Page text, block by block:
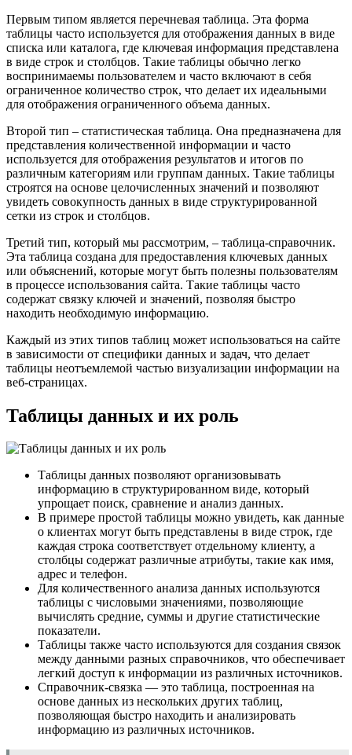
Первым типом является перечневая таблица. Эта форма
таблицы часто используется для отображения данных в виде
списка или каталога, где ключевая информация представлена
в виде строк и столбцов. Такие таблицы обычно легко
воспринимаемы пользователем и часто включают в себя
ограниченное количество строк, что делает их идеальными
для отображения ограниченного объема данных.
Второй тип – статистическая таблица. Она предназначена для
представления количественной информации и часто
используется для отображения результатов и итогов по
различным категориям или группам данных. Такие таблицы
строятся на основе целочисленных значений и позволяют
увидеть совокупность данных в виде структурированной
сетки из строк и столбцов.
Третий тип, который мы рассмотрим, – таблица-справочник.
Эта таблица создана для предоставления ключевых данных
или объяснений, которые могут быть полезны пользователям
в процессе использования сайта. Такие таблицы часто
содержат связку ключей и значений, позволяя быстро
находить необходимую информацию.
Каждый из этих типов таблиц может использоваться на сайте
в зависимости от специфики данных и задач, что делает
таблицы неотъемлемой частью визуализации информации на
веб-страницах.
Таблицы данных и их роль
Таблицы данных позволяют организовывать
информацию в структурированном виде, который
упрощает поиск, сравнение и анализ данных.
В примере простой таблицы можно увидеть, как данные
о клиентах могут быть представлены в виде строк, где
каждая строка соответствует отдельному клиенту, а
столбцы содержат различные атрибуты, такие как имя,
адрес и телефон.
Для количественного анализа данных используются
таблицы с числовыми значениями, позволяющие
вычислять средние, суммы и другие статистические
показатели.
Таблицы также часто используются для создания связок
между данными разных справочников, что обеспечивает
легкий доступ к информации из различных источников.
Справочник-связка — это таблица, построенная на
основе данных из нескольких других таблиц,
позволяющая быстро находить и анализировать
информацию из различных источников.